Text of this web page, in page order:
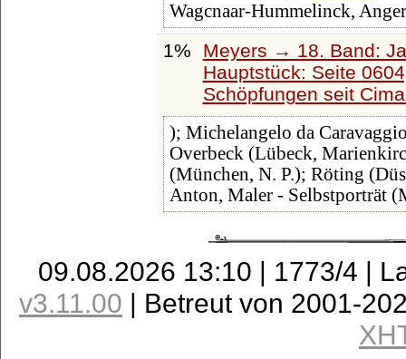
Wagcnaar-Hummelinck, Anger
1%
Meyers → 18. Band:
Hauptstück: Seite
Schöpfungen seit
); Michelangelo da
Overbeck (Lübeck,
(München, N. P.); Röting
Anton, Maler - Selbstporträt
09.08.2026 13:10 | 1773/4 |
v3.11.00 | Betreut von 2001-